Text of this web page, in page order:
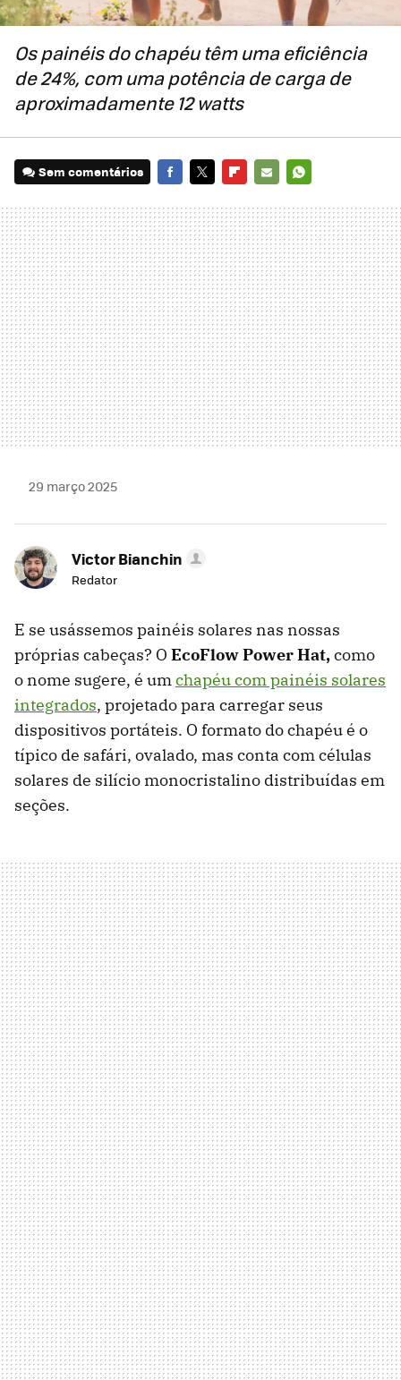
Os painéis do chapéu têm uma eficiência
de 24%, com uma potência de carga de
aproximadamente 12 watts
Sem comentários
MAIL
29 março 2025
Victor Bianchin
Redator
E se usássemos painéis solares nas nossas
próprias cabeças? O EcoFlow Power Hat,como
o nome sugere, é umchapéu com painéis solares
integrados, projetado para carregar seus
dispositivos portáteis. O formato do chapéu é o
típico de safári, ovalado, mas conta com células
solares de silício monocristalino distribuídas em
seções.